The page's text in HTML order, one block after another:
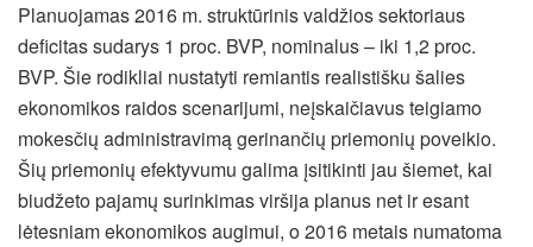
Planuojamas 2016 m. struktūrinis valdžios sektoriaus
deficitas sudarys 1 proc. BVP, nominalus – iki 1,2 proc.
BVP. Šie rodikliai nustatyti remiantis realistišku šalies
ekonomikos raidos scenarijumi, neįskaičiavus teigiamo
mokesčių administravimą gerinančių priemonių poveikio.
Šių priemonių efektyvumu galima įsitikinti jau šiemet, kai
biudžeto pajamų surinkimas viršija planus net ir esant
lėtesniam ekonomikos augimui, o 2016 metais numatoma